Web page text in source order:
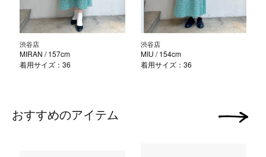
渋谷店
MIRAN / 157cm
着用サイズ：36
渋谷店
MIU / 154cm
着用サイズ：36
おすすめのアイテム 次の画像